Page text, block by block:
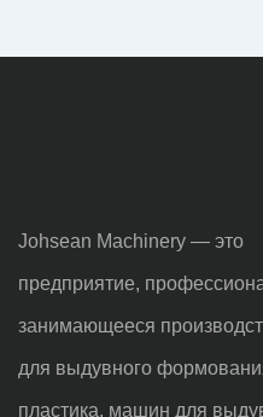
Johsean Machinery — это
предприятие,
занимающееся
для выдувного
пластика, машин для